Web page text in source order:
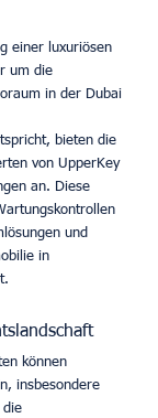
einer luxuriösen
um die
in der Dubai
bieten die
von UpperKey
an. Diese
und
in
können
insbesondere
die